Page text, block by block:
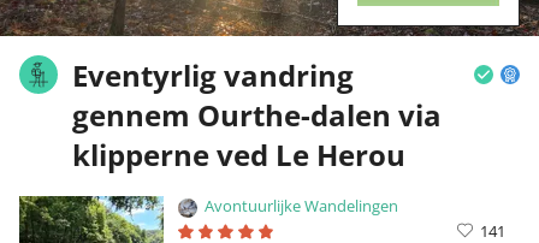
Eventyrlig vandring
gennem Ourthe-dalen via
klipperne ved Le Herou
Avontuurlijke Wandelingen
141